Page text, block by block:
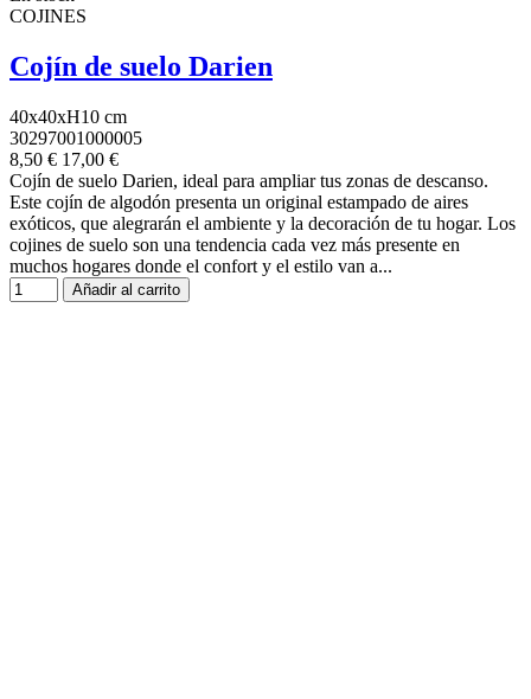
COJINES
Cojín de suelo Darien
40x40xH10 cm
30297001000005
8,50 € 17,00 €
Cojín de suelo Darien, ideal para ampliar tus zonas de descanso.
Este cojín de algodón presenta un original estampado de aires
exóticos, que alegrarán el ambiente y la decoración de tu hogar. Los
cojines de suelo son una tendencia cada vez más presente en
muchos hogares donde el confort y el estilo van a...
Añadir al carrito